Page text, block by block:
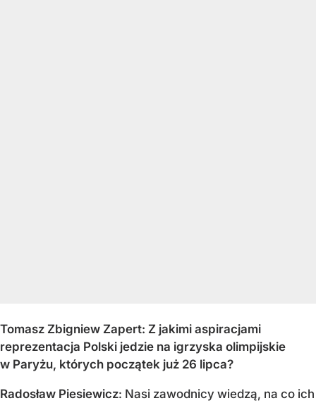
Tomasz Zbigniew Zapert: Z jakimi aspiracjami
reprezentacja Polski jedzie na igrzyska olimpijskie
w Paryżu, których początek już 26 lipca?
Radosław Piesiewicz: Nasi zawodnicy wiedzą, na co ich